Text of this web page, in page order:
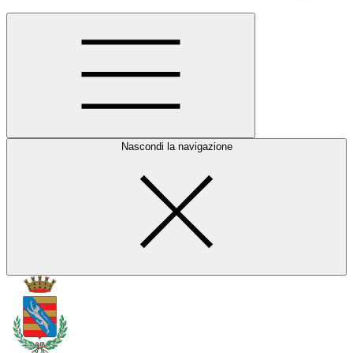
Nascondi la navigazione